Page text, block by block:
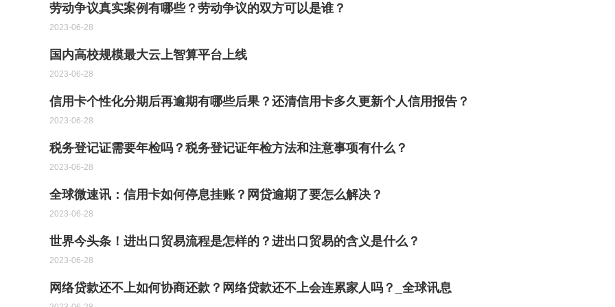
​劳动争议真实案例有哪些？劳动争议的双方可以是谁？
2023-06-28
国内高校规模最大云上智算平台上线
2023-06-28
信用卡个性化分期后再逾期有哪些后果？还清信用卡多久更新个人信用报告？
2023-06-28
税务登记证需要年检吗？税务登记证年检方法和注意事项有什么？
2023-06-28
全球微速讯：信用卡如何停息挂账？网贷逾期了要怎么解决？
2023-06-28
世界今头条！进出口贸易流程是怎样的？进出口贸易的含义是什么？
2023-06-28
网络贷款还不上如何协商还款？网络贷款还不上会连累家人吗？_全球讯息